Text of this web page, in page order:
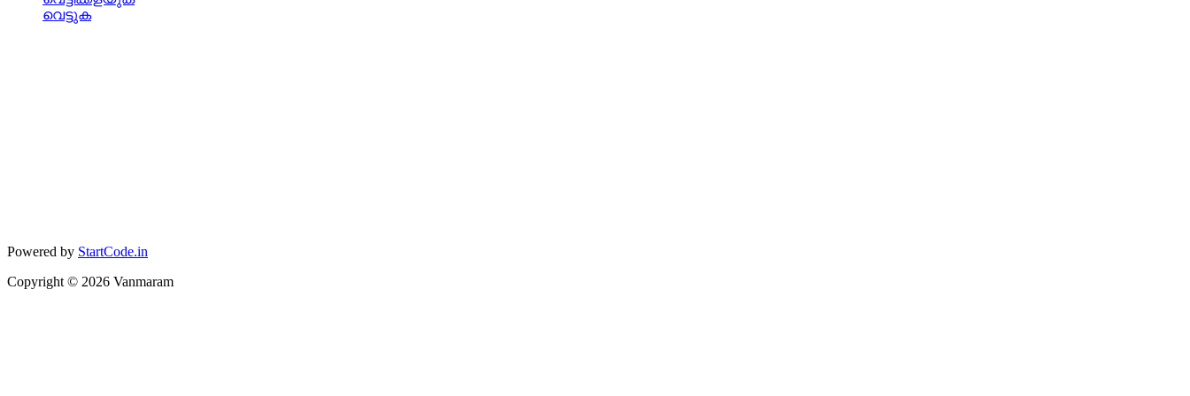
വെട്ടുക
Powered by StartCode.in
Copyright © 2026 Vanmaram